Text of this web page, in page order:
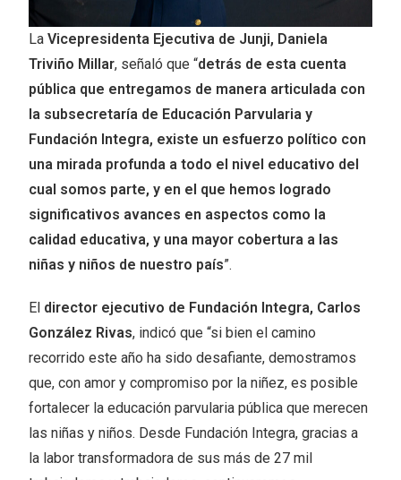
LaVicepresidenta Ejecutiva de Junji, Daniela
Triviño Millar, señaló que “detrás de esta cuenta
pública que entregamos de manera articulada con
la subsecretaría de Educación Parvularia y
Fundación Integra, existe un esfuerzo político con
una mirada profunda a todo el nivel educativo del
cual somos parte, y en el que hemos logrado
significativos avances en aspectos como la
calidad educativa, y una mayor cobertura a las
niñas y niños de nuestro país”.
El director ejecutivo de Fundación Integra, Carlos
González Rivas, indicó que “si bien el camino
recorrido este año ha sido desafiante, demostramos
que, con amor y compromiso por la niñez, es posible
fortalecer la educación parvularia pública que merecen
las niñas y niños. Desde Fundación Integra, gracias a
la labor transformadora de sus más de 27 mil